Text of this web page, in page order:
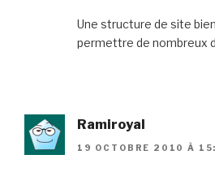
Une structure de site
permettre de nombreux
Ramiroyal
19 OCTOBRE 2010 À